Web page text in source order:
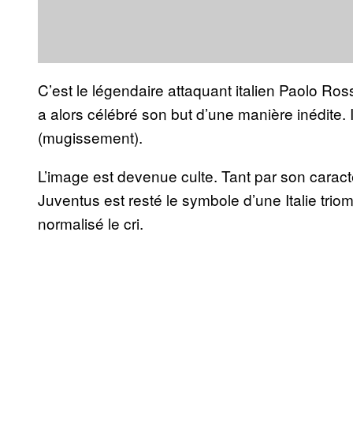
C’est le légendaire attaquant italien Paolo
a alors célébré son but d’une manière
(mugissement).
L’image est devenue culte. Tant par son
Juventus est resté le symbole d’une Italie
normalisé le cri.